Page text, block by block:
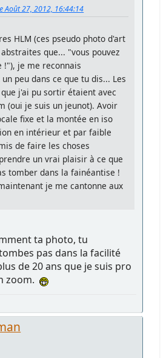
Août 27, 2012, 16:44:14
HLM (ces pseudo photo d'art
que... "vous pouvez
!"), je me reconnais
peu dans ce que tu dis... Les
j'ai pu sortir étaient avec
(oui je suis un jeunot). Avoir
fixe et la montée en iso
en intérieur et par faible
de faire les choses
un vrai plaisir à ce que
tomber dans la fainéantise !
je me cantonne aux
ta photo, tu
pas dans la facilité
de 20 ans que je suis pro
zoom.